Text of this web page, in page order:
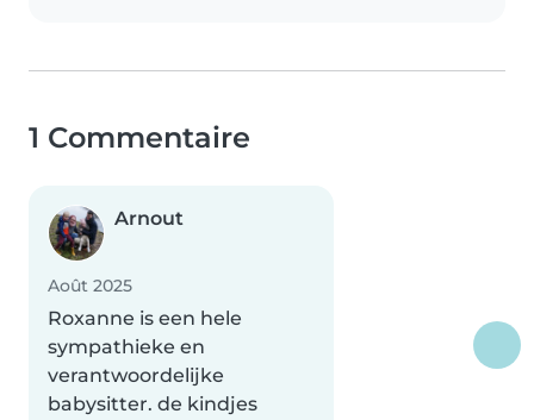
1 Commentaire
Arnout
Août 2025
Roxanne is een hele
sympathieke en
verantwoordelijke
babysitter. de kindjes